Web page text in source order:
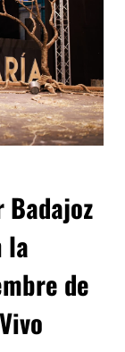
Badajoz
la
de